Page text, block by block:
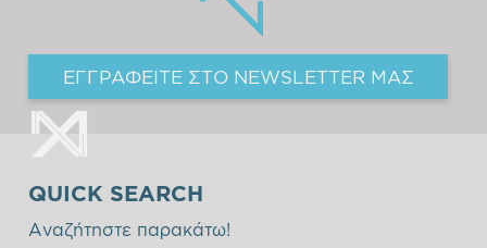
ΕΓΓΡΑΦΕΙΤΕ ΣΤΟ NEWSLETTER ΜΑΣ
QUICK SEARCH
Αναζήτηστε παρακάτω!